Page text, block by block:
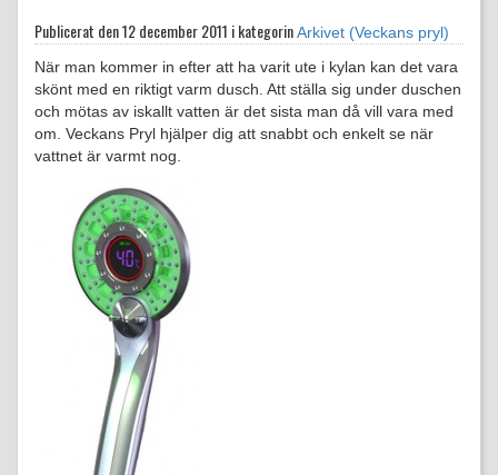
Publicerat den12 december 2011 i kategorinArkivet (Veckans pryl)
När man kommer in efter att ha varit ute i kylan kan det vara
skönt med en riktigt varm dusch. Att ställa sig under duschen
och mötas av iskallt vatten är det sista man då vill vara med
om. Veckans Pryl hjälper dig att snabbt och enkelt se när
vattnet är varmt nog.